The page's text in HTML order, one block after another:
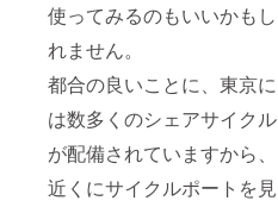
使ってみるのもいいかもし
れません。
都合の良いことに、東京に
は数多くのシェアサイクル
が配備されていますから、
近くにサイクルポートを見